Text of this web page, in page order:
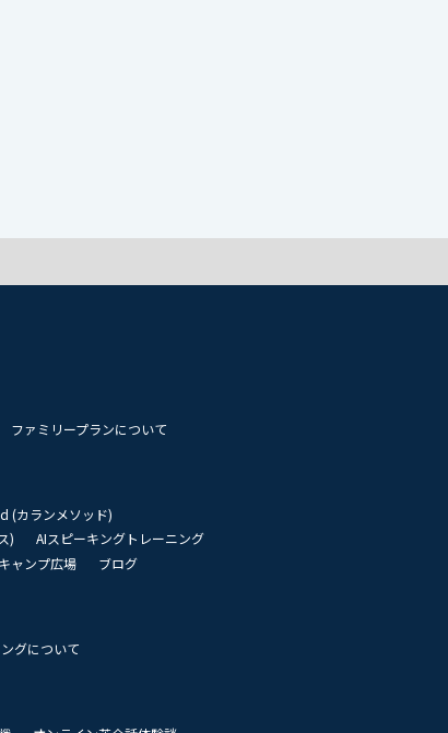
ファミリープランについて
(カランメソッド)
)
AIスピーキングトレーニング
ャンプ広場
ブログ
グについて